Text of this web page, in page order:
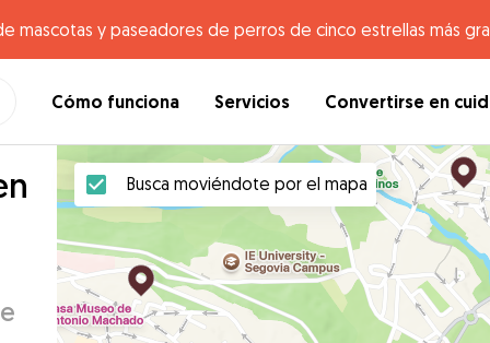
mascotas y paseadores de perros de cinco estrellas más
Cómo funciona Servicios Convertirse en
Busca moviéndote por el mapa